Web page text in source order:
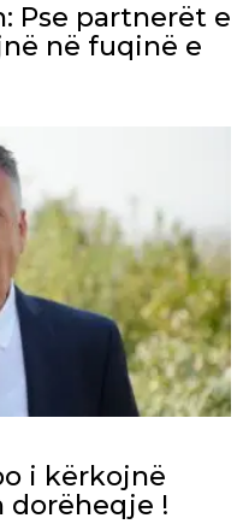
Pse partnerët e
në fuqinë e
i kërkojnë
dorëheqje !